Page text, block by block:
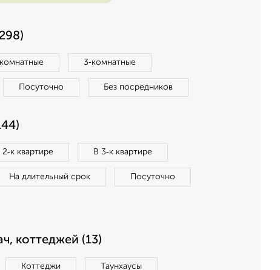
3‑комнатные
Посуточно Без посредников
2‑к квартире В 3‑к квартире
На длительный срок Посуточно
коттеджей (13)
Коттеджи Таунхаусы